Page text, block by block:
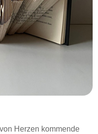
Herzen kommende